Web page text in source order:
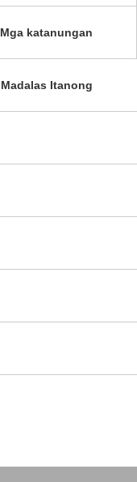
Mga katanungan
Madalas Itanong